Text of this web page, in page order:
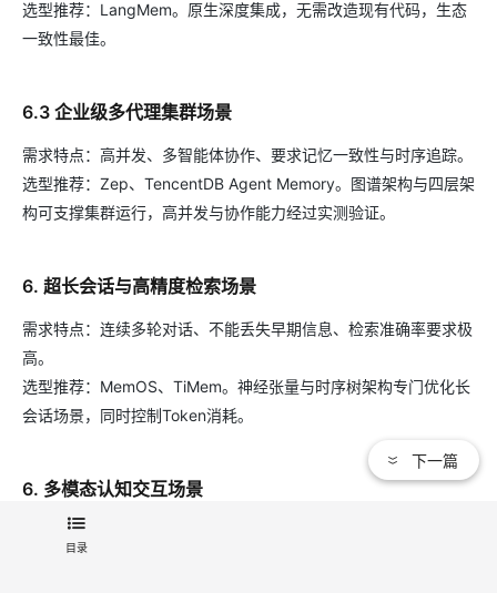
选型推荐：LangMem。原生深度集成，无需改造现有代码，生态
一致性最佳。
6.3 企业级多代理集群场景
需求特点：高并发、多智能体协作、要求记忆一致性与时序追踪。
选型推荐：Zep、TencentDB Agent Memory。图谱架构与四层架
构可支撑集群运行，高并发与协作能力经过实测验证。
6. 超长会话与高精度检索场景
需求特点：连续多轮对话、不能丢失早期信息、检索准确率要求极
高。
选型推荐：MemOS、TiMem。神经张量与时序树架构专门优化长
会话场景，同时控制Token消耗。
6. 多模态认知交互场景
需求特点：需要同时处理文本、图片、语音等多种类型记忆。
目录
下一篇